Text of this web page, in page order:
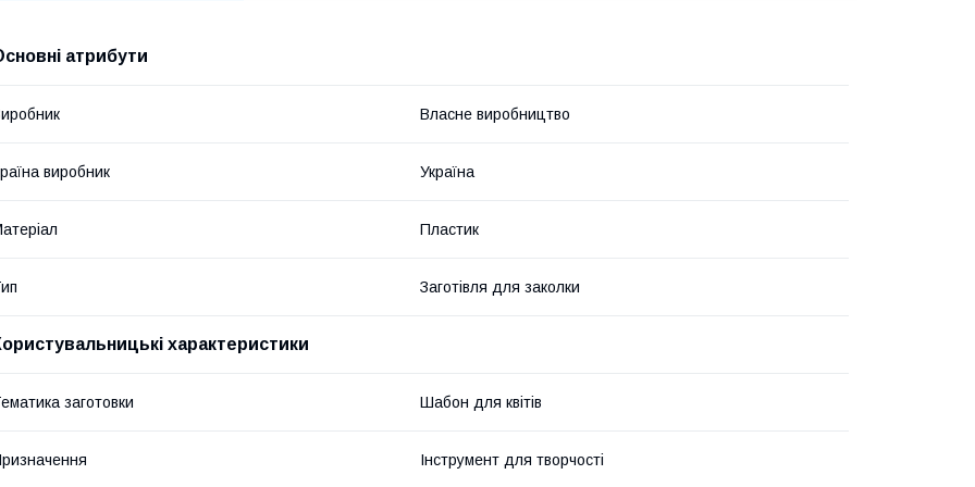
атрибути
Власне виробництво
виробник Україна
Пластик
Заготівля для заколки
характеристики
заготовки Шабон для квітів
Інструмент для творчості